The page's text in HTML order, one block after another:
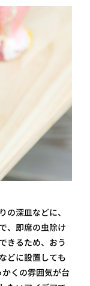
の深皿などに、
、即席の虫除け
きるため、おう
どに設置しても
くの雰囲気が台